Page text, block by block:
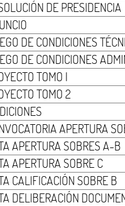
DE PRESIDENCIA
DE CONDICIONES
DE CONDICIONES
TOMO I
TOMO 2
APERTURA
APERTURA SOBRES A-B
APERTURA SOBRE C
CALIFICACIÓN SOBRE B
DELIBERACIÓN